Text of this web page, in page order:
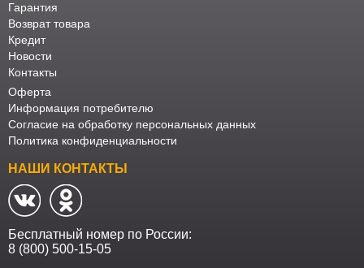
Гарантия
Возврат товара
Кредит
Новости
Контакты
Оферта
Информация потребителю
Согласие на обработку персональных данных
Политика конфиденциальности
НАШИ КОНТАКТЫ
Бесплатный номер по России:
8 (800) 500-15-05